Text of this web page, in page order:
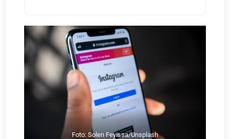
Foto: Solen Feyissa/Unsplash